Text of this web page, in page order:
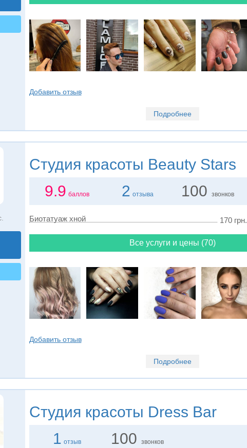
Добавить отзыв
Подробнее
Студия красоты Beauty Stars
9.9 баллов 2 отзыва 100 звонков
Биотатуаж хной 170 грн.
Все услуги и цены (70)
Добавить отзыв
Подробнее
Студия красоты Dress Bar
1 отзыв 100звонков